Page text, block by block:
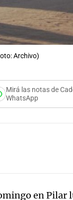
Archivo)
Mirá las notas de
WhatsApp
en Pilar